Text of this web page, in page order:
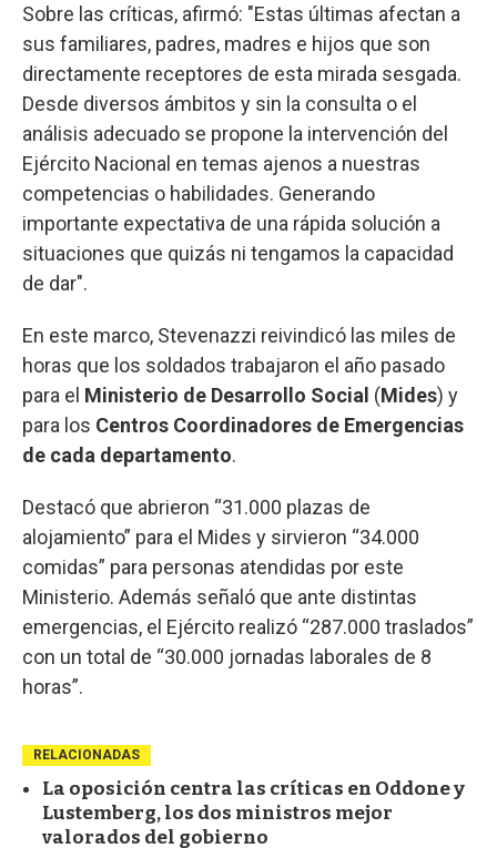
Sobre las críticas, afirmó: "Estas últimas afectan a
sus familiares, padres, madres e hijos que son
directamente receptores de esta mirada sesgada.
Desde diversos ámbitos y sin la consulta o el
análisis adecuado se propone la intervención del
Ejército Nacional en temas ajenos a nuestras
competencias o habilidades. Generando
importante expectativa de una rápida solución a
situaciones que quizás ni tengamos la capacidad
de dar".
En este marco, Stevenazzi reivindicó las miles de
horas que los soldados trabajaron el año pasado
para el Ministerio de Desarrollo Social (Mides) y
para los Centros Coordinadores de Emergencias
de cada departamento.
Destacó que abrieron “31.000 plazas de
alojamiento” para el Mides y sirvieron “34.000
comidas” para personas atendidas por este
Ministerio. Además señaló que ante distintas
emergencias, el Ejército realizó “287.000 traslados”
con un total de “30.000 jornadas laborales de 8
horas”.
RELACIONADAS
La oposición centra las críticas en Oddone y
Lustemberg, los dos ministros mejor
valorados del gobierno